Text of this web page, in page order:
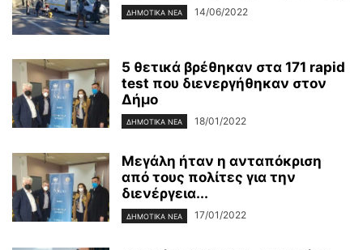
ΔΗΜΟΤΙΚΑ ΝΕΑ 14/06/2022
5 θετικά βρέθηκαν στα 171 rapid
test που διενεργήθηκαν στον
Δήμο
ΔΗΜΟΤΙΚΑ ΝΕΑ 18/01/2022
Μεγάλη ήταν η ανταπόκριση
από τους πολίτες για την
διενέργεια...
ΔΗΜΟΤΙΚΑ ΝΕΑ 17/01/2022